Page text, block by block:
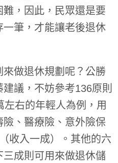
，因此，民眾還是要
筆，才能讓老後退休
做退休規劃呢？公勝
議，不妨參考136原則
右的年輕人為例，用
、醫療險、意外險保
收入一成）。其他的六
成則可用來做退休儲